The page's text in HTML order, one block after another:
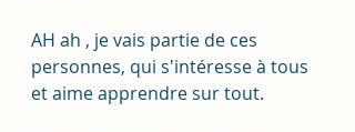
AH ah , je vais partie de ces
personnes, qui s'intéresse à tous
et aime apprendre sur tout.